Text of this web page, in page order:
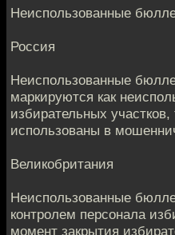
Неиспользованные
Россия
Неиспользованные
маркируются как
избирательных
использованы в
Великобритания
Неиспользованные
контролем персонала
момент закрытия